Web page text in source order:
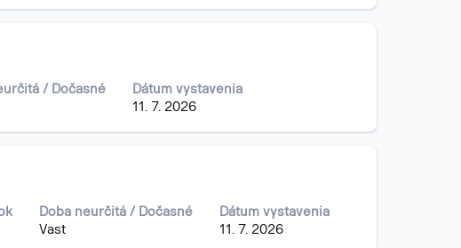
/ Dočasné
Dátum vystavenia
11. 7. 2026
Doba neurčitá / Dočasné
Vast
Dátum vystavenia
11. 7. 2026